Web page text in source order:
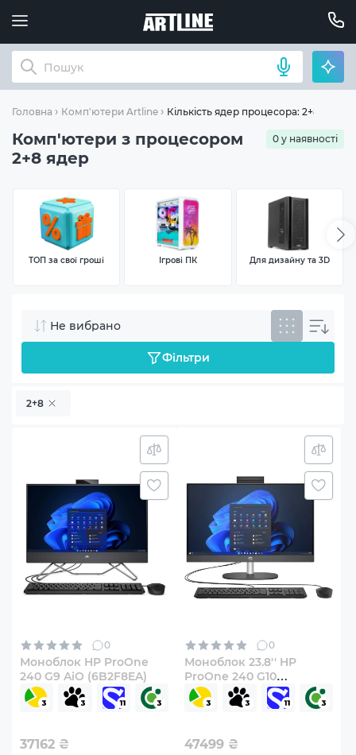
Головна Комп'ютери Artline Кількість ядер процесора: 2+8
Комп'ютери з процесором
2+8 ядер
0 у наявності
ТОП за свої гроші Ігрові ПК Для дизайну та 3D
Не вибрано
Фільтри
2+8
0
Моноблок HP ProOne
240 G9 AiO (6B2F8EA)
37162 ₴
0
Моноблок 23.8'' HP
ProOne 240 G10
(938B1EA)
47499 ₴